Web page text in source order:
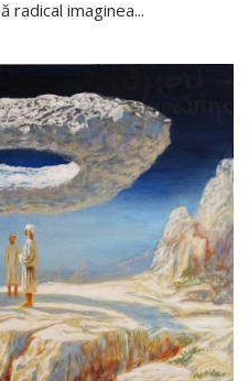
radical imaginea...